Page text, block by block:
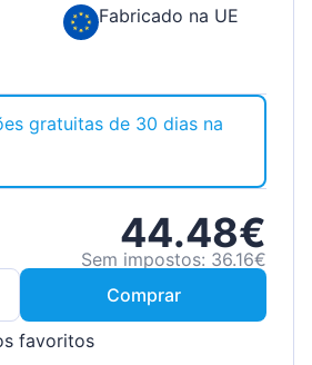
Fabricado na UE
gratuitas de 30 dias na
44.48€
Sem impostos: 36.16€
Comprar
favoritos